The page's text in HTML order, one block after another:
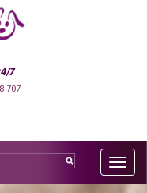
7
707
Toggle